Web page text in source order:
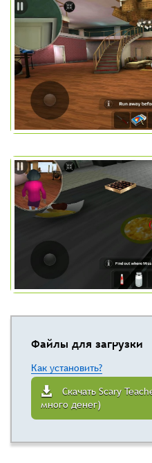
Файлы для загрузки
Как установить?
Скачать Scary
много денег)